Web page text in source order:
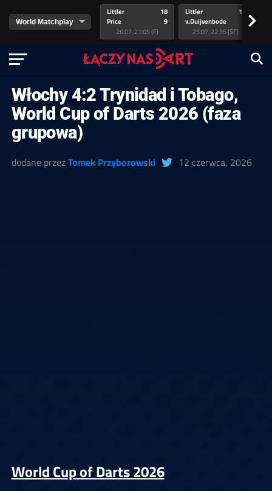
Littler
Price
18
9
26.07, 21:05 (F)
Littler
v.Duijvenbode
17
25.07, 22:35 (SF)
>
Włochy 4:2 Trynidad i Tobago,
World Cup of Darts 2026 (faza
grupowa)
dodane przezTomek Przyborowski 12 czerwca, 2026
World Cup of Darts 2026